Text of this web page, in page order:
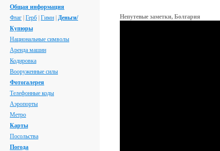
Общая информация
Флаг Герб Гимн Деньги/
Купюры
Национальные символы
Аренда машин
Кодировка
Вооруженные силы
Фотогалерея
Телефонные коды
Аэропорты
Метро
Карты
Посольства
Погода
Непутевые заметки, Болгария